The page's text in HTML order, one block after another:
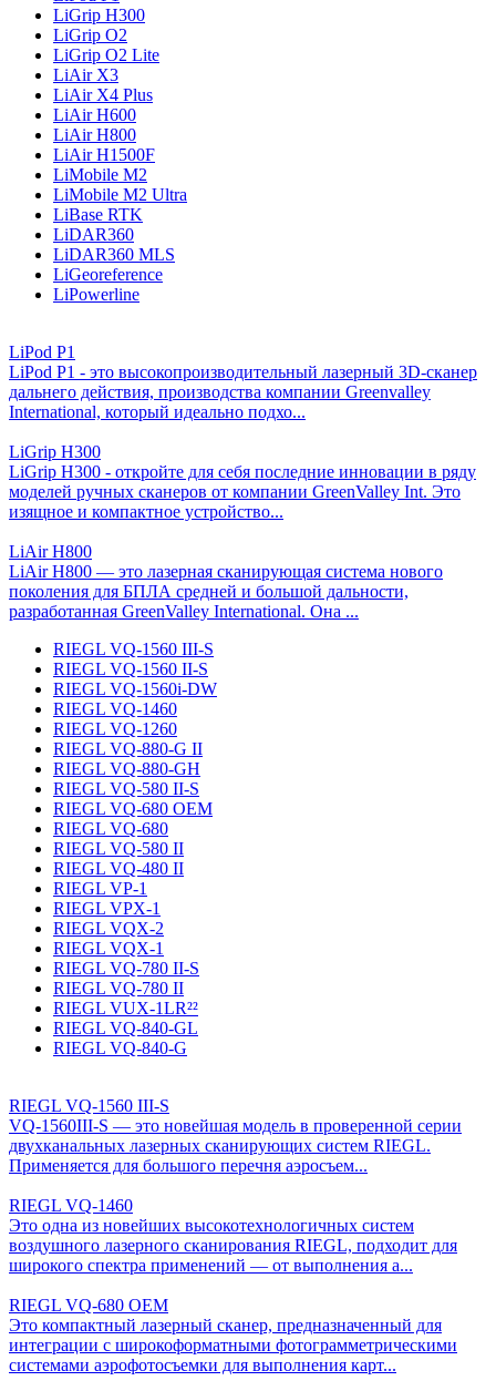
LiGrip H300
LiGrip O2
LiGrip O2 Lite
LiAir X3
LiAir X4 Plus
LiAir H600
LiAir H800
LiAir H1500F
LiMobile M2
LiMobile M2 Ultra
LiBase RTK
LiDAR360
LiDAR360 MLS
LiGeoreference
LiPowerline
LiPod P1
LiPod P1 - это высокопроизводительный лазерный 3D-сканер
дальнего действия, производства компании Greenvalley
International, который идеально подхо...
LiGrip H300
LiGrip H300 - откройте для себя последние инновации в ряду
моделей ручных сканеров от компании GreenValley Int. Это
изящное и компактное устройство...
LiAir H800
LiAir H800 — это лазерная сканирующая система нового
поколения для БПЛА средней и большой дальности,
разработанная GreenValley International. Она ...
RIEGL VQ-1560 III-S
RIEGL VQ-1560 II-S
RIEGL VQ-1560i-DW
RIEGL VQ-1460
RIEGL VQ-1260
RIEGL VQ-880-G II
RIEGL VQ-880-GH
RIEGL VQ-580 II-S
RIEGL VQ-680 OEM
RIEGL VQ-680
RIEGL VQ-580 II
RIEGL VQ-480 II
RIEGL VP-1
RIEGL VPX-1
RIEGL VQX-2
RIEGL VQX-1
RIEGL VQ-780 II-S
RIEGL VQ-780 II
RIEGL VUX-1LR²²
RIEGL VQ-840-GL
RIEGL VQ-840-G
RIEGL VQ-1560 III-S
VQ-1560III-S — это новейшая модель в проверенной серии
двухканальных лазерных сканирующих систем RIEGL.
Применяется для большого перечня аэросъем...
RIEGL VQ-1460
Это одна из новейших высокотехнологичных систем
воздушного лазерного сканирования RIEGL, подходит для
широкого спектра применений — от выполнения а...
RIEGL VQ-680 OEM
Это компактный лазерный сканер, предназначенный для
интеграции с широкоформатными фотограмметрическими
системами аэрофотосъемки для выполнения карт...